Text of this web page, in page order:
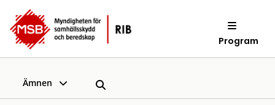
Program
Ämnen